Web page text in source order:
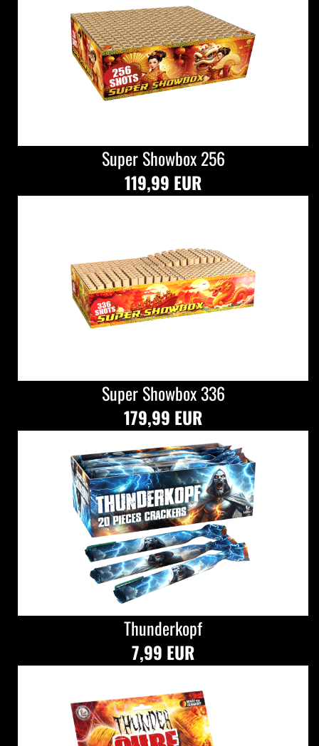
Super Showbox 256
119,99 EUR
Super Showbox 336
179,99 EUR
Thunderkopf
7,99 EUR